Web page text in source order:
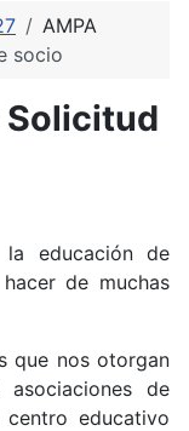
AMPA
socio
Solicitud
educación de
de muchas
que nos otorgan
asociaciones de
educativo